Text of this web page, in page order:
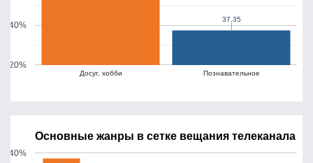
Досуг, хобби Познавательное
20%
40%
37.35
37.35
Основные жанры в сетке вещания телеканала
40%